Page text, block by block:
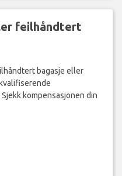
feilhåndtert
bagasje eller
kompensasjonen din